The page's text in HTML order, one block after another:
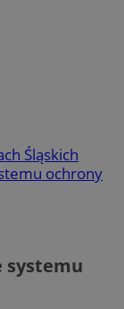
Śląskich
ochrony
systemu